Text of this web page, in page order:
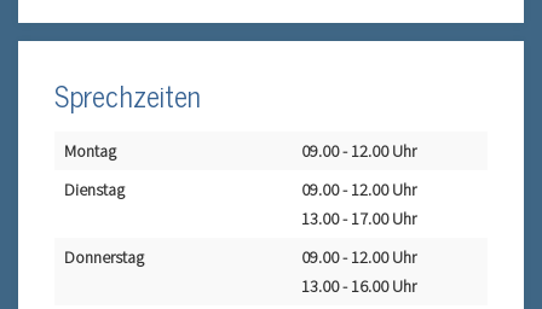
Sprechzeiten
Montag
09.00 - 12.00 Uhr
Dienstag
09.00 - 12.00 Uhr
13.00 - 17.00 Uhr
Donnerstag
09.00 - 12.00 Uhr
13.00 - 16.00 Uhr